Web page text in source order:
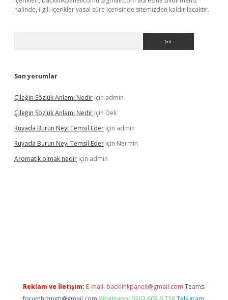
halinde, ilgili içerikler yasal süre içerisinde sitemizden kaldırılacaktır.
Son yorumlar
Çileğin Sözlük Anlamı Nedir için admin
Çileğin Sözlük Anlamı Nedir için Deli
Rüyada Burun Neyi Temsil Eder için admin
Rüyada Burun Neyi Temsil Eder için Nermin
Aromatik olmak nedir için admin
Reklam ve İletişim: E-mail: backlinkpaneli@gmail.com Teams: